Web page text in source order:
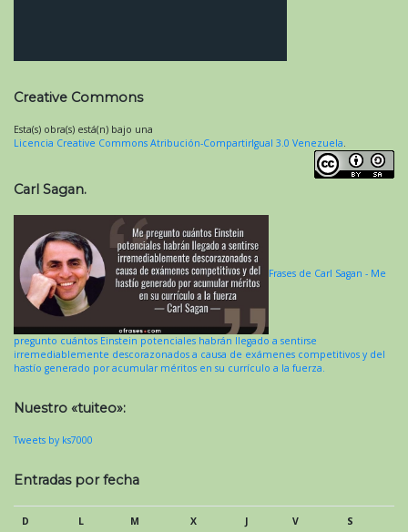
Creative Commons
Esta(s) obra(s) está(n) bajo una
Licencia Creative Commons Atribución-CompartirIgual 3.0 Venezuela
Carl Sagan.
Frases de Carl Sagan - Me
pregunto cuántos Einstein potenciales habrán llegado a sentirse
irremediablemente descorazonados a causa de exámenes competitivos y del
hastío generado por acumular méritos en su currículo a la fuerza.
Nuestro «tuiteo»:
Tweets by ks7000
Entradas por fecha
D L M X J V
S